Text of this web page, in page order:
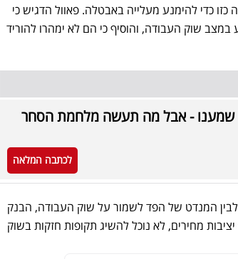
כזו כדי להימנע מעלייה באבטלה. פאוול הדגיש כי
שוק העבודה, והוסיף כי הם לא ימהרו להוריד
שמענו - אבל מה תעשה מלחמת הסחר
לכתבה המלאה
לבין המנדט של הפד לשמור על שוק העבודה, הבנק
יציבות מחירים, לא נוכל להשיג תקופות חזקות בשוק